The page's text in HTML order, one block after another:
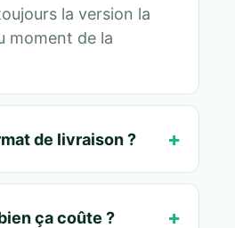
la version la
moment de la
de livraison ?
ça coûte ?